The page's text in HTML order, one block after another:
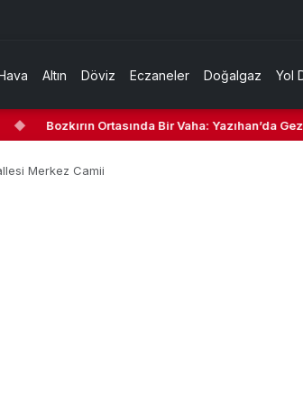
Altın Döviz Eczaneler Doğalgaz Yol
Bozkırın Ortasında Bir Vaha: Yazıhan’da
Merkez Camii